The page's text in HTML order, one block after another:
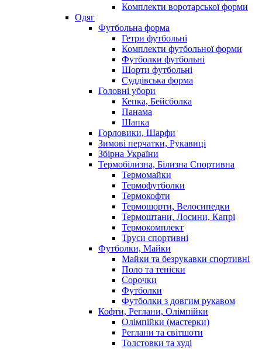
Комплекти воротарської форми
Одяг
Футбольна форма
Гетри футбольні
Комплекти футбольної форми
Футболки футбольні
Шорти футбольні
Суддівська форма
Головні убори
Кепка, Бейсболка
Панама
Шапка
Горловики, Шарфи
Зимові перчатки, Рукавиці
Збірна України
Термобілизна, Білизна Спортивна
Термомайки
Термофутболки
Термокофти
Термошорти, Велосипедки
Термоштани, Лосини, Капрі
Термокомплект
Труси спортивні
Футболки, Майки
Майки та безрукавки спортивні
Поло та теніски
Сорочки
Футболки
Футболки з довгим рукавом
Кофти, Реглани, Олімпійки
Олімпійки (мастерки)
Реглани та світшоти
Толстовки та худі